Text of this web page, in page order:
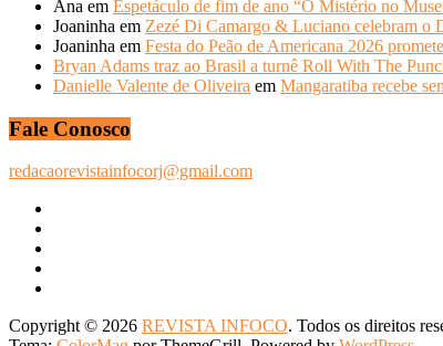
Ana em Espetáculo de fim de ano “O Mistério no
Joaninha em Zezé Di Camargo & Luciano celebram o
Joaninha em Festa do Peão de Americana 2026
Bryan Adams traz ao Brasil a turnê Roll With The
Danielle Valente de Oliveira em Mangaratiba recebe
Fale Conosco
redacaorevistainfocorj@gmail.com
Copyright © 2026 REVISTA INFOCO. Todos os direitos